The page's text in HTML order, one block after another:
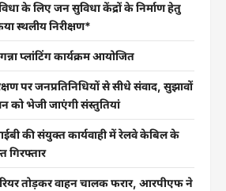
के लिए जन सुविधा केंद्रों के निर्माण हेतु
स्थलीय निरीक्षण*
प्लांटिंग कार्यक्रम आयोजित
पर जनप्रतिनिधियों से सीधे संवाद, सुझावों
को भेजी जाएंगी संस्तुतियां
की संयुक्त कार्यवाही में रेलवे केबिल के
तोड़कर वाहन चालक फरार, आरपीएफ ने